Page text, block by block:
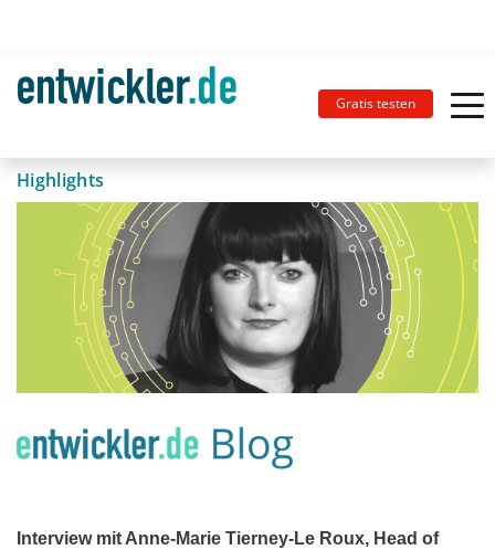
Gratis testen
Highlights
Interview mit Anne-Marie Tierney-Le Roux, Head of